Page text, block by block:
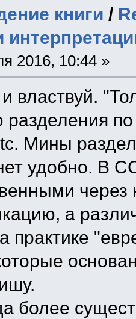
книги /
2016, 10:44 »
властвуй.
Мины
удобно. В
а
практике
более